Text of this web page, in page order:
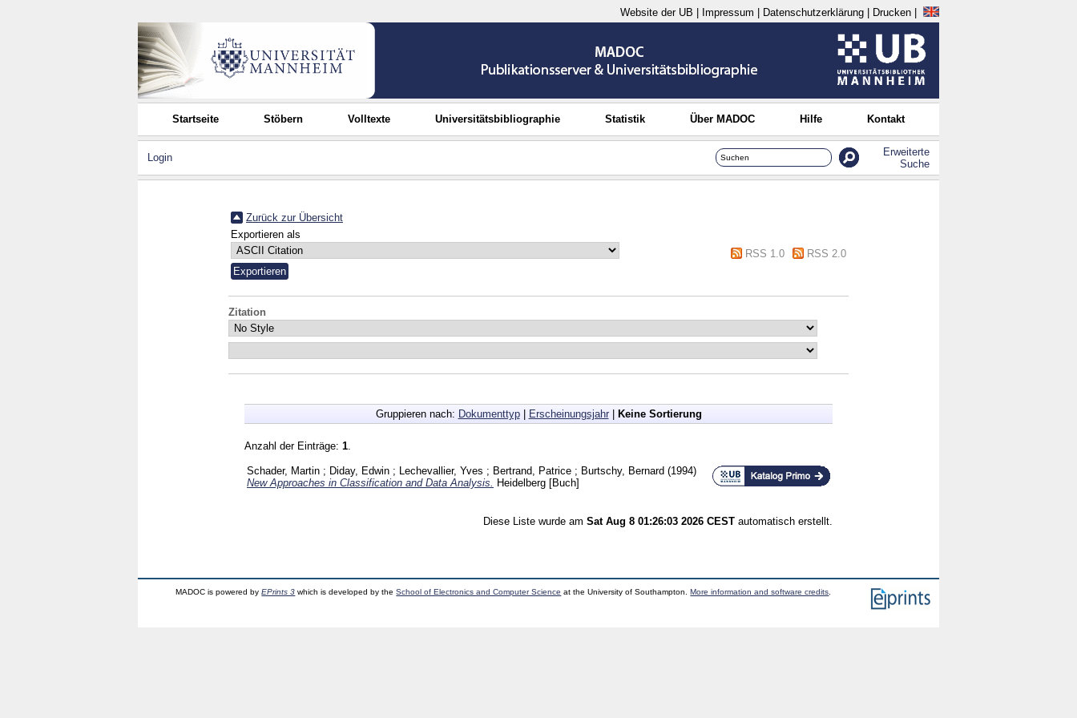
Website der UB Impressum Datenschutzerklärung Drucken
Startseite Stöbern Volltexte Universitätsbibliographie Statistik Über MADOC Hilfe Kontakt
Login
Erweiterte
Suche
Zurück zur Übersicht
Exportieren als
RSS 1.0
RSS 2.0
Zitation
Gruppieren nach: Dokumenttyp| Erscheinungsjahr| Keine Sortierung
Anzahl der Einträge: 1
Schader, Martin ; Diday, Edwin ; Lechevallier, Yves ; Bertrand, Patrice ; Burtschy, Bernard (1994)
New Approaches in Classification and Data Analysis.
Heidelberg [Buch]
Diese Liste wurde am Sat Aug 8 01:26:03 2026 CEST automatisch erstellt.
MADOC is powered byEPrints 3 which is developed by theSchool of Electronics and Computer Science at the University of Southampton.More information and software credits